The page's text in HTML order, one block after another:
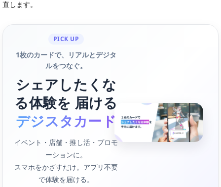
直します。
PICK UP
1枚のカードで、リアルとデジタ
ルをつなぐ。
シェアしたくな
る体験を 届ける
デジスタカード
イベント・店舗・推し活・プロモ
ーションに。
スマホをかざすだけ。アプリ不要
で体験を届ける。